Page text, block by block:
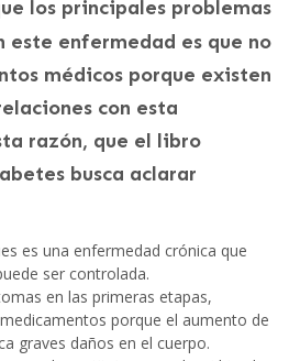
los principales problemas
este enfermedad es que no
médicos porque existen
con esta
razón, que el libro
busca aclarar
es una enfermedad crónica que
ser controlada.
en las primeras etapas,
porque el aumento de
graves daños en el cuerpo.